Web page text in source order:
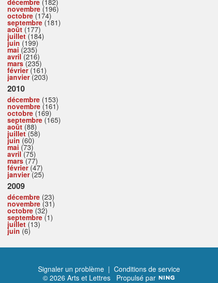
novembre (196)
octobre (174)
septembre (181)
août (177)
juillet(184)
juin (199)
mai (235)
avril(216)
mars(235)
février(161)
janvier(203)
2010
décembre (153)
novembre (161)
octobre (169)
septembre (165)
août (88)
juillet(58)
juin (60)
mai (73)
avril(75)
mars(77)
février(47)
janvier(25)
2009
décembre (23)
novembre (31)
octobre (32)
septembre (1)
juillet (13)
juin (6)
Signaler un problème | Conditions de service
© 2026 Arts et Lettres Propulsé par